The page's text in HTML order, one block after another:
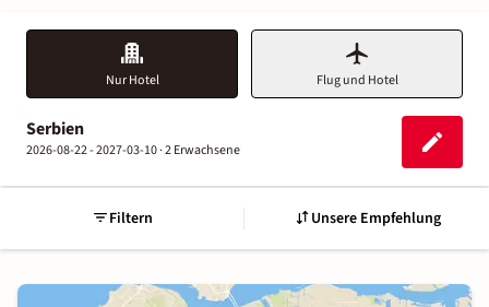
Nur Hotel Flug und Hotel
Serbien
2026-08-22 - 2027-03-10 ·2 Erwachsene
Filtern Unsere Empfehlung